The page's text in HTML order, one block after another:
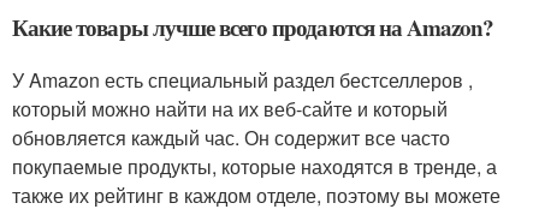
Какие товары лучше всего продаются на Amazon?
У Amazon есть специальный раздел бестселлеров ,
который можно найти на их веб-сайте и который
обновляется каждый час. Он содержит все часто
покупаемые продукты, которые находятся в тренде, а
также их рейтинг в каждом отделе, поэтому вы можете